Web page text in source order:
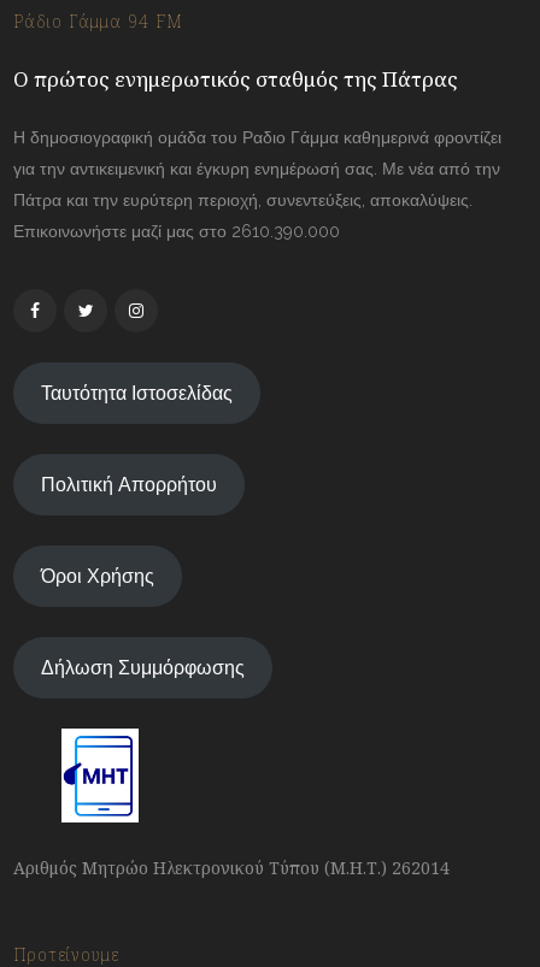
Ράδιο Γάμμα 94 FM
Ο πρώτος ενημερωτικός σταθμός της Πάτρας
Η δημοσιογραφική ομάδα του Ραδιο Γάμμα καθημερινά φροντίζει
για την αντικειμενική και έγκυρη ενημέρωσή σας. Με νέα από την
Πάτρα και την ευρύτερη περιοχή, συνεντεύξεις, αποκαλύψεις.
Επικοινωνήστε μαζί μας στο 2610.390.000
Ταυτότητα Ιστοσελίδας
Πολιτική Απορρήτου
Όροι Χρήσης
Δήλωση Συμμόρφωσης
Αριθμός Μητρώο Ηλεκτρονικού Τύπου (Μ.Η.Τ.) 262014
Προτείνουμε